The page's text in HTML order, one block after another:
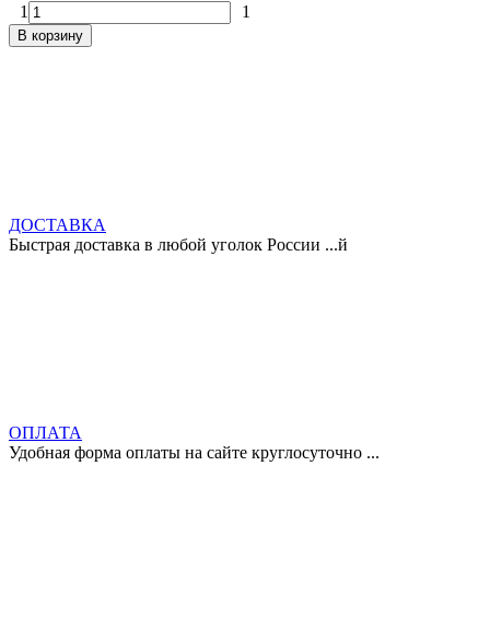
1
1
В корзину
ДОСТАВКА
Быстрая доставка в любой уголок России ...й
ОПЛАТА
Удобная форма оплаты на сайте круглосуточно ...